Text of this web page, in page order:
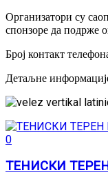
Организатори су
спонзоре да подрже
Број контакт
Детаљне
0
ТЕНИСКИ